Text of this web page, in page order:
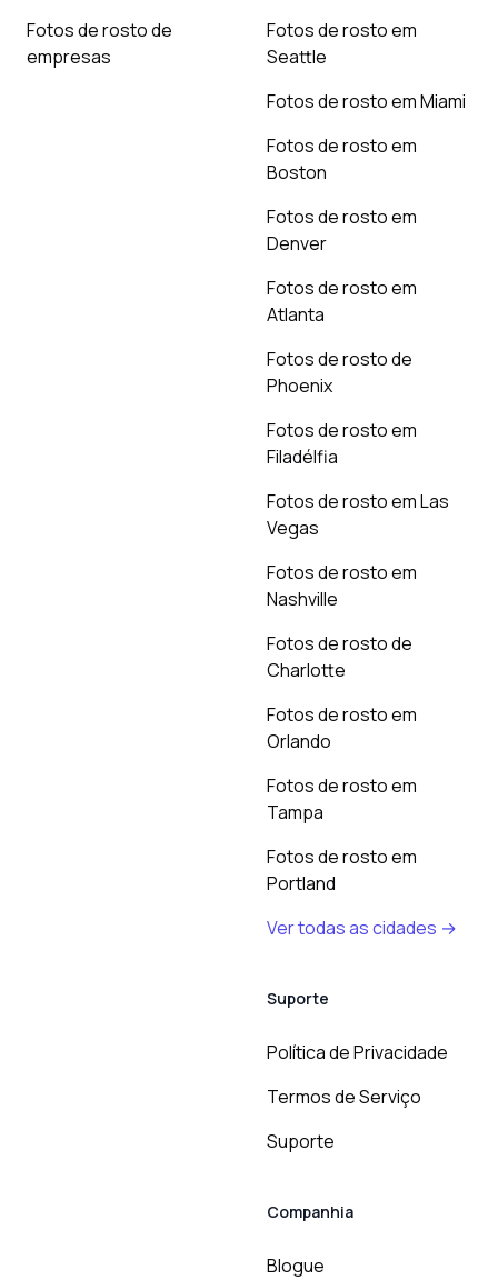
Fotos de rosto de
empresas
Fotos de rosto em
Seattle
Fotos de rosto em Miami
Fotos de rosto em
Boston
Fotos de rosto em
Denver
Fotos de rosto em
Atlanta
Fotos de rosto de
Phoenix
Fotos de rosto em
Filadélfia
Fotos de rosto em Las
Vegas
Fotos de rosto em
Nashville
Fotos de rosto de
Charlotte
Fotos de rosto em
Orlando
Fotos de rosto em
Tampa
Fotos de rosto em
Portland
Ver todas as cidades →
Suporte
Política de Privacidade
Termos de Serviço
Suporte
Companhia
Blogue